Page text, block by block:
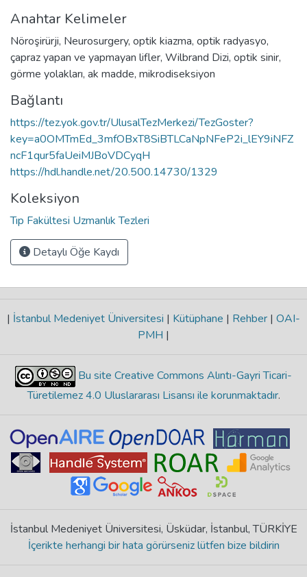
Anahtar Kelimeler
Nöroşirürji, Neurosurgery, optik kiazma, optik radyasyo,
çapraz yapan ve yapmayan lifler, Wilbrand Dizi, optik sinir,
görme yolakları, ak madde, mikrodiseksiyon
Bağlantı
https://tez.yok.gov.tr/UlusalTezMerkezi/TezGoster?
key=a0OMTmEd_3mfOBxT8SiBTLCaNpNFeP2i_lEY9iNFZ
ncF1qur5faUeiMJBoVDCyqH
https://hdl.handle.net/20.500.14730/1329
Koleksiyon
Tıp Fakültesi Uzmanlık Tezleri
Detaylı Öğe Kaydı
| İstanbul Medeniyet Üniversitesi | Kütüphane | Rehber | OAI-
PMH |
Bu site Creative Commons Alıntı-Gayri Ticari-
Türetilemez 4.0 Uluslararası Lisansı ile korunmaktadır.
İstanbul Medeniyet Üniversitesi, Üsküdar, İstanbul, TÜRKİYE
İçerikte herhangi bir hata görürseniz lütfen bize bildirin